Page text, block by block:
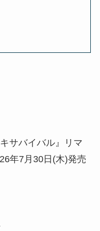
サバイバル』リマ
年7月30日(木)発売